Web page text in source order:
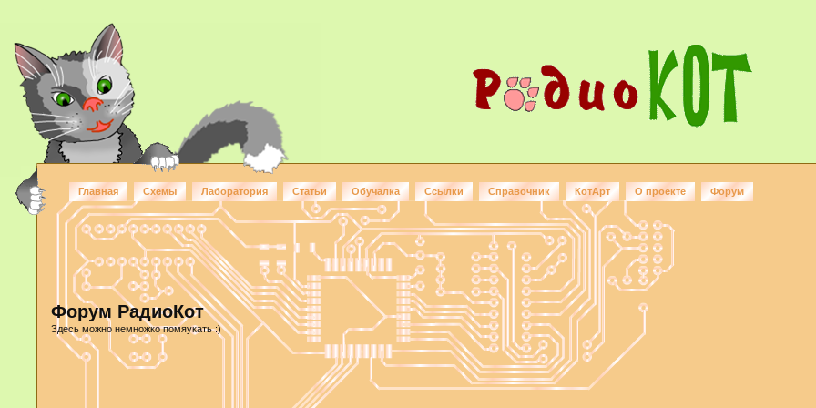
Главная Схемы Лаборатория Статьи Обучалка Ссылки Справочник КотАрт О проекте Форум
Форум РадиоКот
Здесь можно немножко помяукать :)